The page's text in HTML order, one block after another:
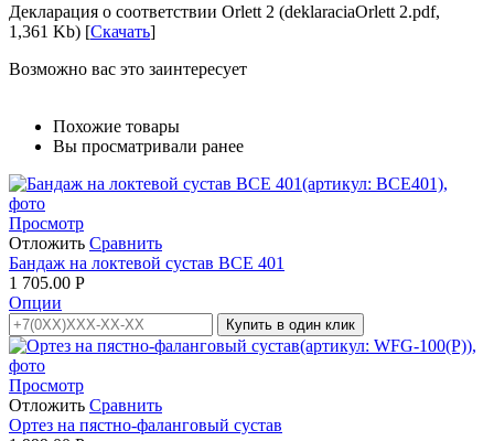
Декларация о соответствии Orlett 2 (deklaraciaOrlett 2.pdf,
1,361 Kb) [Скачать]
Возможно вас это заинтересует
Похожие товары
Вы просматривали ранее
Просмотр
Отложить Сравнить
Бандаж на локтевой сустав BCE 401
1 705.00 Р
Опции
Купить в один клик
Просмотр
Отложить Сравнить
Ортез на пястно-фаланговый сустав